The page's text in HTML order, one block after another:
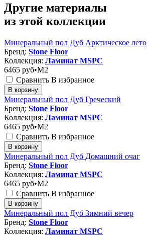
Другие материалы
из этой коллекции
Минеральный пол Дуб Арктическое лето
Бренд: Stone Floor
Коллекция: Ламинат MSPC
6465 руб•M2
Сравнить В избранное
В корзину
Минеральный пол Дуб Греческий
Бренд: Stone Floor
Коллекция: Ламинат MSPC
6465 руб•M2
Сравнить В избранное
В корзину
Минеральный пол Дуб Домашний очаг
Бренд: Stone Floor
Коллекция: Ламинат MSPC
6465 руб•M2
Сравнить В избранное
В корзину
Минеральный пол Дуб Зимний вечер
Бренд: Stone Floor
Коллекция: Ламинат MSPC